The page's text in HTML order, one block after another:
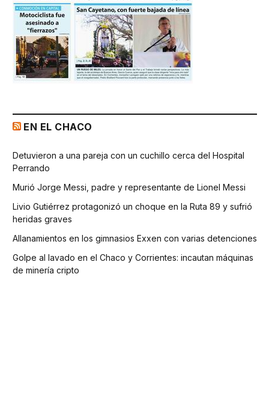
EN EL CHACO
Detuvieron a una pareja con un cuchillo cerca del Hospital
Perrando
Murió Jorge Messi, padre y representante de Lionel Messi
Livio Gutiérrez protagonizó un choque en la Ruta 89 y sufrió
heridas graves
Allanamientos en los gimnasios Exxen con varias detenciones
Golpe al lavado en el Chaco y Corrientes: incautan máquinas
de minería cripto